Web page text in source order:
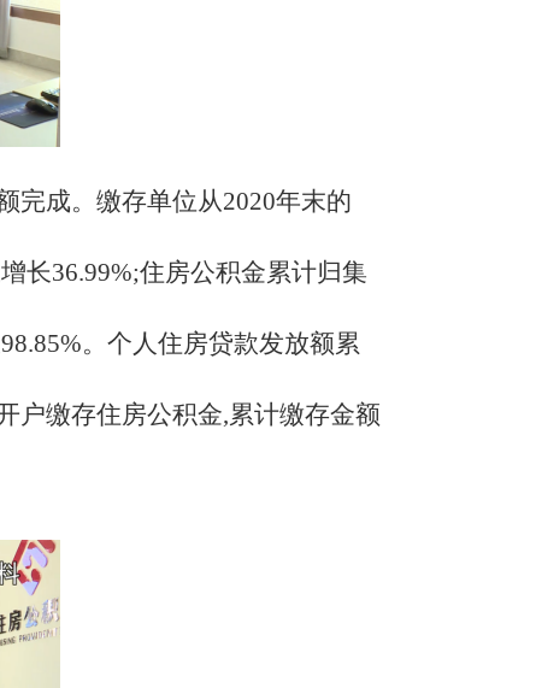
完成。缴存单位从2020年末的
长36.99%;住房公积金累计归集
。个人住房贷款发放额累
户缴存住房公积金,累计缴存金额